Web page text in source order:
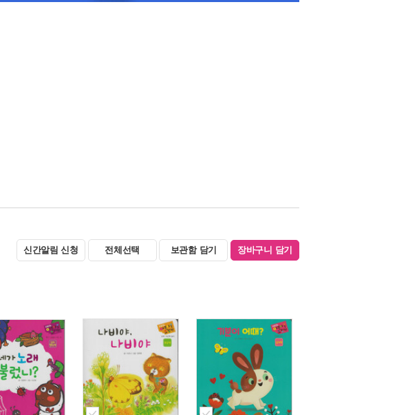
신간알림 신청 전체선택 보관함 담기 장바구니 담기